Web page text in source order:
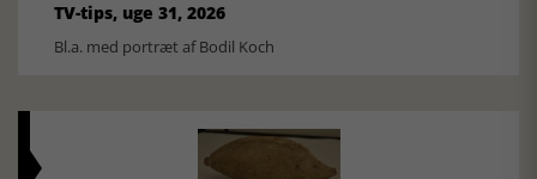
TV-tips, uge 31, 2026
Bl.a. med portræt af Bodil Koch